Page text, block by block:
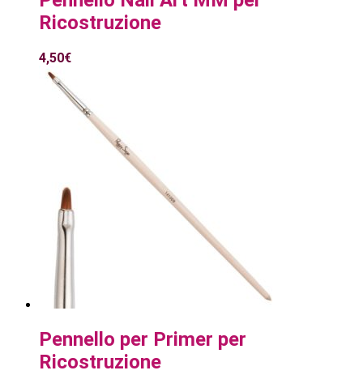
Ricostruzione
4,50€
Pennello per Primer per
Ricostruzione